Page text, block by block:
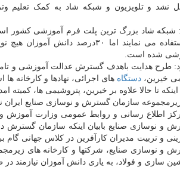
نشد و تلویزیون و شبکه شاد به کمک تعلیم
آموزش ها استفاده می نمایند اما
شده است.
طرح هدایت باهدف گسترش عدالت آموزشی و تامین
خیرین، دستگاه های اجرائی، نهادها و کارخانه
اینکه تا حالا علاوه بر خیرین، پتروشیمی ها،
سازمان گسترش و نوسازی صنایع ایران
اطلاع رسانی و روابط عمومی وزارت آموزش
و نوسازی صنایع بابیان اینکه سازمان گسترش
و تربیت مدیران کارآفرین در کلاس جهانی گام
و نوسازی صنایع، شرکتها و کارخانه های
سازی و فولاد، به یاری دانش آموزان نیازمند